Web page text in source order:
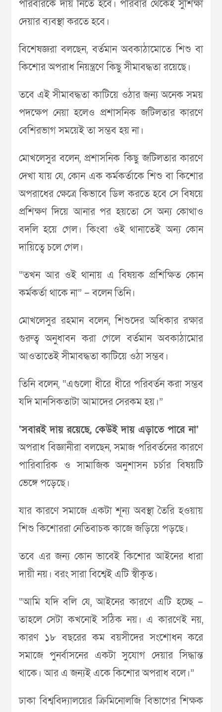
পরিবারকে দায় নিতে হবে। পরিবার থেকেই সুশিক্ষা
দেয়ার ব্যবস্থা করতে হবে।
বিশেষজ্ঞরা বলছেন, বর্তমান অবকাঠামোতে শিশু বা
কিশোর অপরাধ নিয়ন্ত্রণে কিছু সীমাবদ্ধতা রয়েছে।
তবে এই সীমাবদ্ধতা কাটিয়ে ওঠার জন্য অনেক সময়
পদক্ষেপ নেয়া হলেও প্রশাসনিক জটিলতার কারণে
বেশিরভাগ সময়েই তা সম্ভব হয় না।
মোখলেসুর বলেন, প্রশাসনিক কিছু জটিলতার কারণে
দেখা যায় যে, কোন এক কর্মকর্তাকে শিশু বা কিশোর
অপরাধের ক্ষেত্রে কিভাবে ডিল করতে হবে সে বিষয়ে
প্রশিক্ষণ দিয়ে আনার পর হয়তো সে অন্য কোথাও
বদলি হয়ে গেল। কিংবা ওই থানাতেই অন্য কোন
দায়িত্বে চলে গেল।
“তখন আর ওই থানায় এ বিষয়ক প্রশিক্ষিত কোন
কর্মকর্তা থাকে না” – বলেন তিনি।
মোখলেসুর রহমান বলেন, শিশুদের অধিকার রক্ষার
গুরুত্ব অনুধাবন করা গেলে বর্তমান অবকাঠামোর
আওতাতেই সীমাবদ্ধতা কাটিয়ে ওঠা সম্ভব।
তিনি বলেন, “এগুলো ধীরে ধীরে পরিবর্তন করা সম্ভব
যদি মানসিকতাটা আমাদের সেরকম হয়।”
‘সবারই দায় রয়েছে, কেউই দায় এড়াতে পারে না’
অপরাধ বিজ্ঞানীরা বলছেন, সমাজ পরিবর্তনের কারণে
পারিবারিক ও সামাজিক অনুশাসন চর্চার বিষয়টি
ভেঙ্গে পড়েছে।
যার কারণে সমাজে একটা শূন্য অবস্থা তৈরি হওয়ায়
শিশু কিশোররা নেতিবাচক কাজে জড়িয়ে পড়ছে।
তবে এর জন্য কোন ভাবেই কিশোর আইনের ধারা
দায়ী নয়। বরং সারা বিশ্বেই এটি স্বীকৃত।
“আমি যদি বলি যে, আইনের কারণে এটি হচ্ছে –
তাহলে সেটা কখনোই সঠিক নয়। এ কারণেই নয়,
কারণ ১৮ বছরের কম বয়সীদের সংশোধন করে
সমাজে পুনর্বাসনের একটা সুযোগ দেয়ার সিদ্ধান্ত
থাকে। আর এ জন্যই একে কিশোর অপরাধ বলে।”
ঢাকা বিশ্ববিদ্যালয়ের ক্রিমিনোলজি বিভাগের শিক্ষক